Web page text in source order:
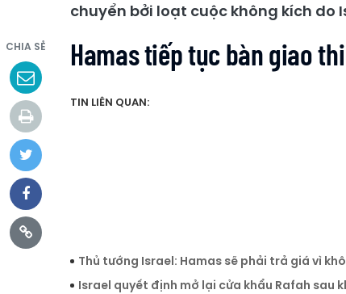
chuyển bởi loạt cuộc không kích
CHIA SẺ Hamas tiếp tục bàn giao
TIN LIÊN QUAN:
Thủ tướng Israel: Hamas sẽ phải trả giá vì
Israel quyết định mở lại cửa khẩu Rafah sau